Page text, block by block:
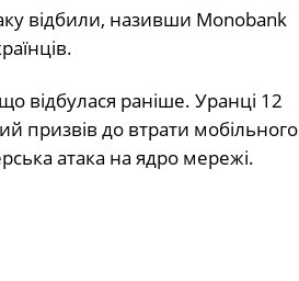
відбили, називши Monobank
відбулася раніше. Уранці 12
призвів до втрати мобільного
атака на ядро мережі.